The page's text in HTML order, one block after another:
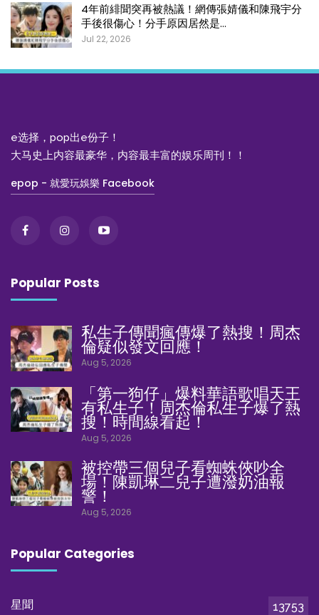
4年前緋聞突再被熱議！網傳張婧儀和陳飛宇分
手後很傷心！分手原因居然是…
Jul 22, 2026
e选择，pop出e份子！
大马史上内容最豪华，内容最丰富的娱乐周刊！！
epop - 就愛玩娛樂 Facebook
Popular Posts
私生子傳聞瘋傳爆了熱搜！周杰
倫疑似發文回應！
Aug 5, 2026
「第一狗仔」爆料華語歌唱天王
有私生子！周杰倫私生子爆了熱
搜！時間線看起！
Aug 5, 2026
被控帶三個兒子看蜘蛛俠吵全
場！陳凱琳二兒子遭潑奶油報
警！
Aug 5, 2026
Popular Categories
星聞
13753